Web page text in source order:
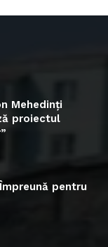
Mehedinți
proiectul
pentru